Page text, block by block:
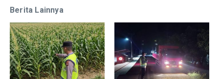
Berita Lainnya